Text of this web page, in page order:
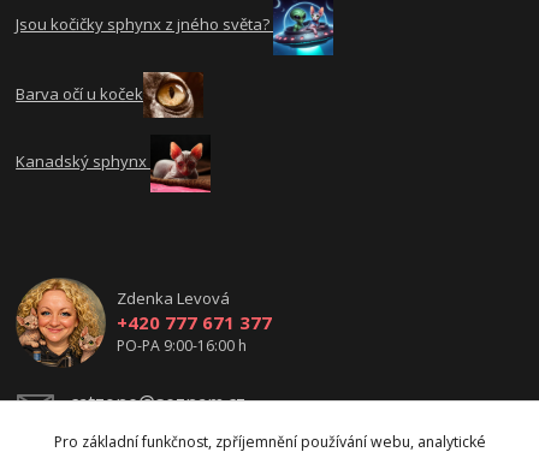
Jsou kočičky sphynx z jného světa?
Barva očí u koček
Kanadský sphynx
Zdenka Levová
+420 777 671 377
PO-PA 9:00-16:00 h
catzone@seznam.cz
Pro základní funkčnost, zpříjemnění používání webu, analytické